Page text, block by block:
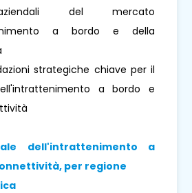
del mercato
a bordo e della
strategiche chiave per il
a bordo e
dell'intrattenimento a
per regione